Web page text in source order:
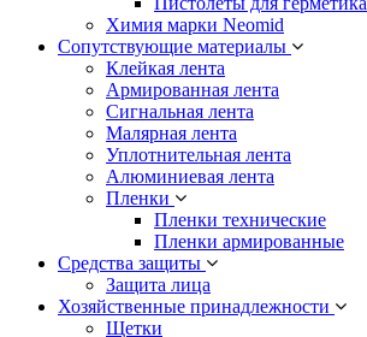
Химия марки Neomid
Сопутствующие материалы
Клейкая лента
Армированная лента
Сигнальная лента
Малярная лента
Уплотнительная лента
Алюминиевая лента
Пленки
Пленки технические
Пленки армированные
Средства защиты
Защита лица
Хозяйственные принадлежности
Щетки